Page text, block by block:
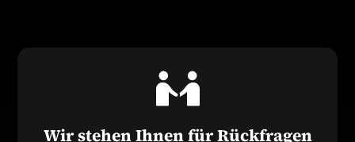
Wir stehen Ihnen für Rückfragen